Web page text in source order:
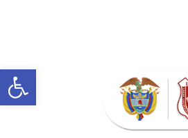
Abrir barra de herramientas